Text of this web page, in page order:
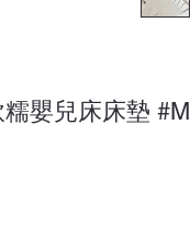
嬰兒床床墊 #M